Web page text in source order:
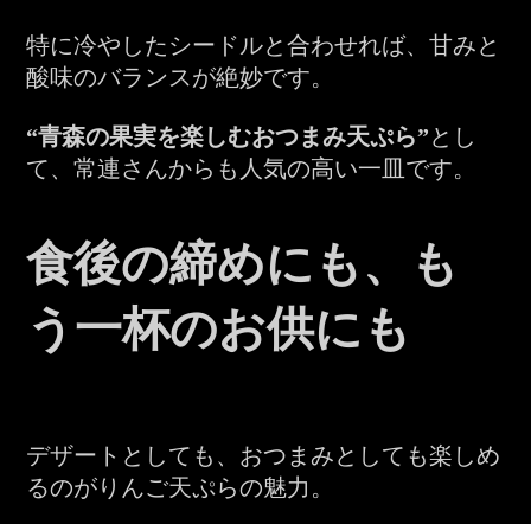
特に冷やしたシードルと合わせれば、甘みと
酸味のバランスが絶妙です。
“青森の果実を楽しむおつまみ天ぷら”とし
て、常連さんからも人気の高い一皿です。
食後の締めにも、も
う一杯のお供にも
デザートとしても、おつまみとしても楽しめ
るのがりんご天ぷらの魅力。